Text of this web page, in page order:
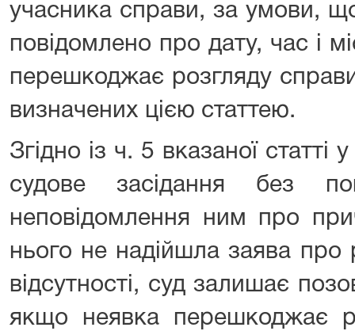
учасника справи, за умови,
повідомлено про дату, час і
перешкоджає розгляду
визначених цією статтею.
Згідно із ч. 5 вказаної статті
судове засідання без
неповідомлення ним про
нього не надійшла заява про
відсутності, суд залишає
якщо неявка перешкоджає